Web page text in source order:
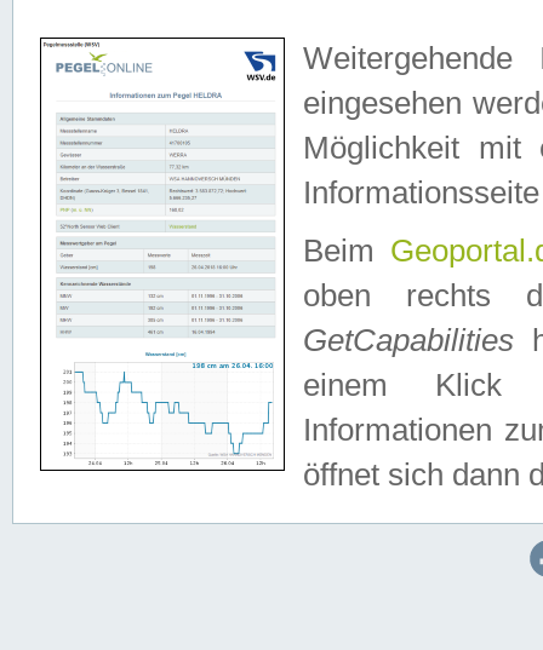
eingesehen
Möglichkeit mit
Beim
oben rechts
GetCapabilities
einem Klick
Informationen
öffnet sich dann